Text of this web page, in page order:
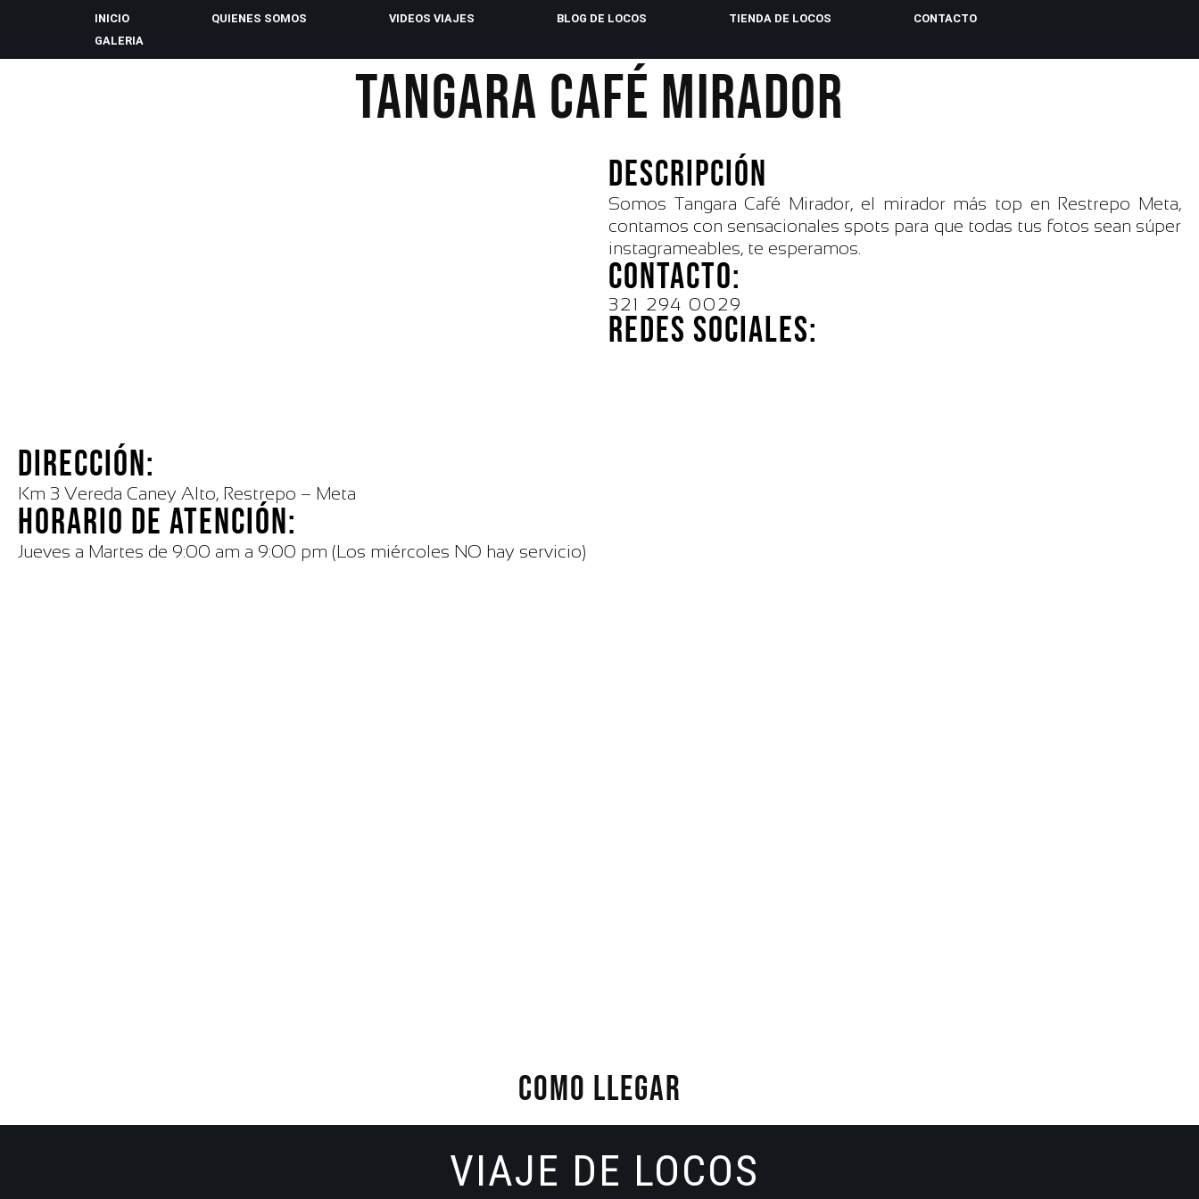
INICIO QUIENES SOMOS VIDEOS VIAJES BLOG DE LOCOS TIENDA DE LOCOS
CONTACTO
GALERIA
TANGARA CAFÉ MIRADOR
DESCRIPCIÓN
Somos Tangara Café Mirador, el mirador más top en Restrepo Meta,
contamos con sensacionales spots para que todas tus fotos sean súper
instagrameables, te esperamos.
CONTACTO:
321 294 0029
REDES SOCIALES:
DIRECCIÓN:
Km 3 Vereda Caney Alto, Restrepo – Meta
HORARIO DE ATENCIÓN:
Jueves a Martes de 9:00 am a 9:00 pm (Los miércoles NO hay servicio)
COMO LLEGAR
VIAJE DE LOCOS